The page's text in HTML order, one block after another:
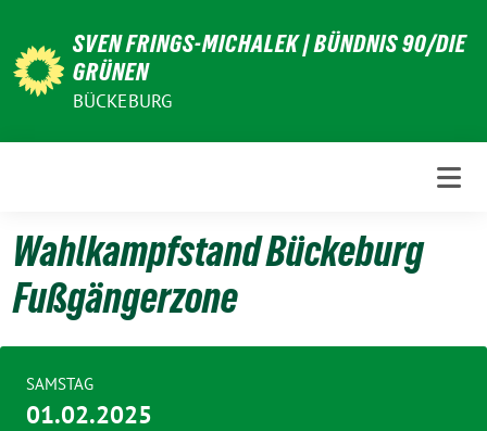
zum
Inhalt
SVEN FRINGS-MICHALEK | BÜNDNIS 90/DIE
GRÜNEN
BÜCKEBURG
Wahlkampfstand Bückeburg
Fußgängerzone
SAMSTAG
01.02.2025